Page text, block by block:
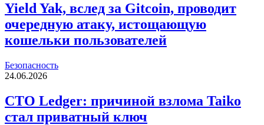
Yield Yak, вслед за Gitcoin, проводит
очередную атаку, истощающую
кошельки пользователей
Безопасность
24.06.2026
CTO Ledger: причиной взлома Taiko
стал приватный ключ